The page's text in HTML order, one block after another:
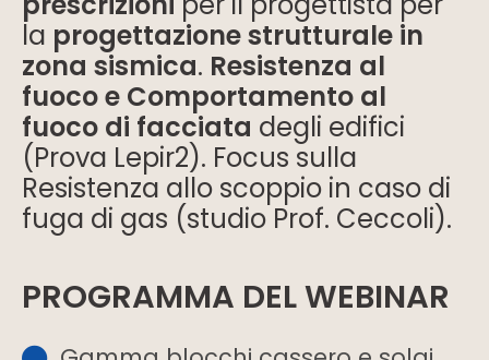
la progettazione strutturale in
zona sismica. Resistenza al
fuoco e Comportamento al
fuoco di facciata degli edifici
(Prova Lepir2). Focus sulla
Resistenza allo scoppio in caso di
fuga di gas (studio Prof. Ceccoli).
PROGRAMMA DEL WEBINAR